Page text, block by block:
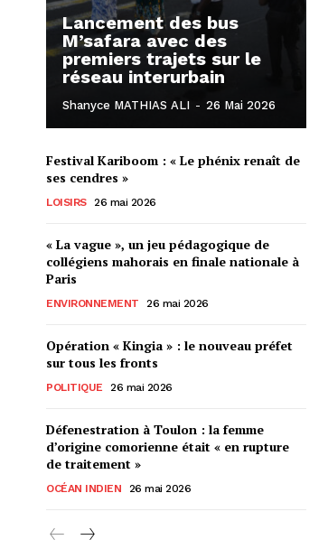
Lancement des bus
M’safara avec des
premiers trajets sur le
réseau interurbain
Shanyce MATHIAS ALI - 26 Mai 2026
Festival Kariboom : « Le phénix renaît de
ses cendres »
LOISIRS 26 mai 2026
« La vague », un jeu pédagogique de
collégiens mahorais en finale nationale à
Paris
ENVIRONNEMENT 26 mai 2026
Opération « Kingia » : le nouveau préfet
sur tous les fronts
POLITIQUE 26 mai 2026
Défenestration à Toulon : la femme
d’origine comorienne était « en rupture
de traitement »
OCÉAN INDIEN 26 mai 2026